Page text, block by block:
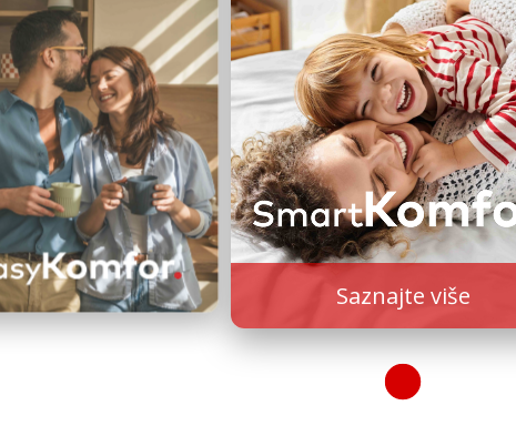
Saznajte više